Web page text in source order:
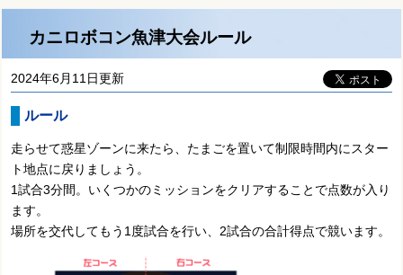
す。
カニロボコン魚津大会ルール
2024年6月11日更新
ルール
走らせて惑星ゾーンに来たら、たまごを置いて制限時間内にスター
ト地点に戻りましょう。
1試合3分間。いくつかのミッションをクリアすることで点数が入り
ます。
場所を交代してもう1度試合を行い、2試合の合計得点で競います。